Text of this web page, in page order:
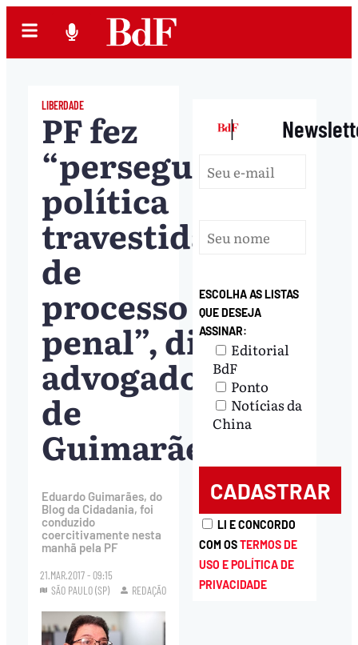
LIBERDADE
PF fez
“perseguição
política
travestida
de
processo
penal”, diz
advogado
de
Guimarães
Eduardo Guimarães, do
Blog da Cidadania, foi
conduzido
coercitivamente nesta
manhã pela PF
21.MAR.2017 - 09:15
SÃO PAULO (SP)
REDAÇÃO
|
ESCOLHA AS LISTAS
QUE DESEJA
ASSINAR:
Editorial
BdF
Ponto
Notícias da
China
LI E CONCORDO
COM OSTERMOS DE
USO E POLÍTICA DE
PRIVACIDADE